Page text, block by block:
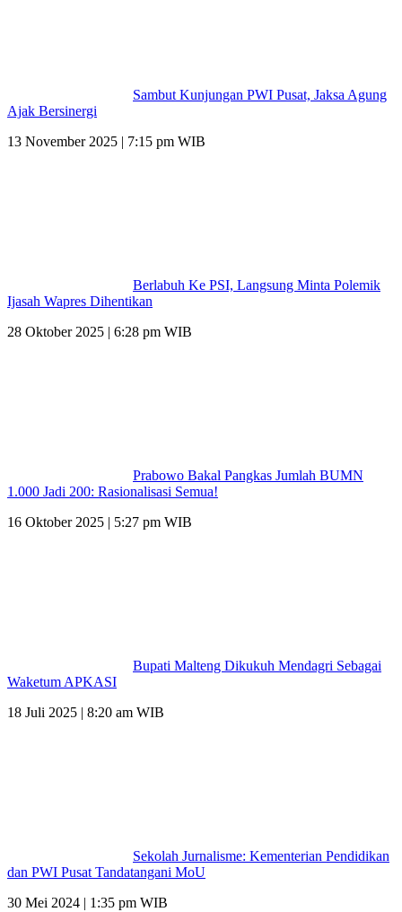
Sambut Kunjungan PWI Pusat, Jaksa Agung
Ajak Bersinergi
13 November 2025 | 7:15 pm WIB
Berlabuh Ke PSI, Langsung Minta Polemik
Ijasah Wapres Dihentikan
28 Oktober 2025 | 6:28 pm WIB
Prabowo Bakal Pangkas Jumlah BUMN
1.000 Jadi 200: Rasionalisasi Semua!
16 Oktober 2025 | 5:27 pm WIB
Bupati Malteng Dikukuh Mendagri Sebagai
Waketum APKASI
18 Juli 2025 | 8:20 am WIB
Sekolah Jurnalisme: Kementerian Pendidikan
dan PWI Pusat Tandatangani MoU
30 Mei 2024 | 1:35 pm WIB